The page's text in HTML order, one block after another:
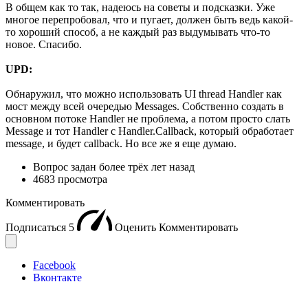
В общем как то так, надеюсь на советы и подсказки. Уже
многое перепробовал, что и пугает, должен быть ведь какой-
то хороший способ, а не каждый раз выдумывать что-то
новое. Спасибо.
UPD:
Обнаружил, что можно использовать UI thread Handler как
мост между всей очередью Messages. Собственно создать в
основном потоке Handler не проблема, а потом просто слать
Message и тот Handler с Handler.Callback, который обработает
message, и будет callback. Но все же я еще думаю.
Вопрос задан более трёх лет назад
4683 просмотра
Комментировать
Подписаться 5 Оценить Комментировать
Facebook
Вконтакте